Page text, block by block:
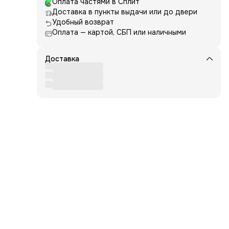
Доставка в пункты выдачи или до двери
Удобный возврат
Оплата — картой, СБП или наличными
Доставка